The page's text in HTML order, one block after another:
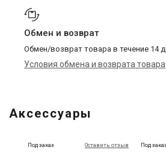
Обмен и возврат
Обмен/возврат товара в течение 14
Условия обмена и возврата товара
Аксессуары
Под заказ Оставить отзыв Под заказ